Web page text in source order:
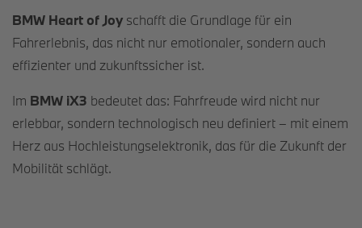
BMW Heart of Joy schafft die Grundlage für ein
Fahrerlebnis, das nicht nur emotionaler, sondern auch
effizienter und zukunftssicher ist.
Im BMW iX3 bedeutet das: Fahrfreude wird nicht nur
erlebbar, sondern technologisch neu definiert – mit einem
Herz aus Hochleistungselektronik, das für die Zukunft der
Mobilität schlägt.